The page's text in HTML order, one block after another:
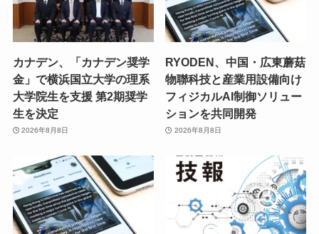
カナデン、「カナデン奨学
金」で横浜国立大学の理系
大学院生を支援 第2期奨学
生を決定
2026年8月8日
RYODEN、中国・広東蘑菇
物聯科技と産業用設備向け
フィジカルAI制御ソリュー
ションを共同開発
2026年8月8日